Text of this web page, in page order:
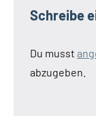
Schreibe
Du musst
abzugeben.